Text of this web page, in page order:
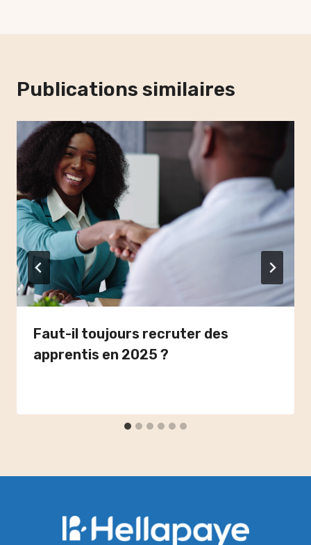
Publications similaires
Faut-il toujours recruter des
apprentis en 2025 ?